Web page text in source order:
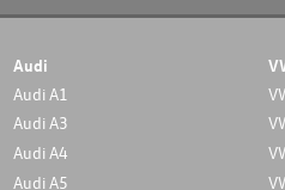
Audi
Audi A1
Audi A3
Audi A4
Audi A5